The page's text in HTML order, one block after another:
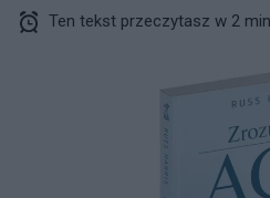
Ten tekst przeczytasz w 2 min.